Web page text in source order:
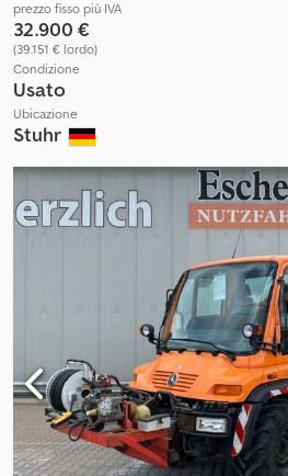
prezzo fisso più IVA
32.900 €
(39.151 € lordo)
Condizione
Usato
Ubicazione
Stuhr